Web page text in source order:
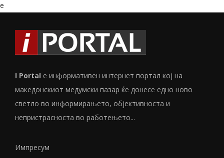
e
I Portal е информативен интернет портал кој на
македонскиот медумски пазар ќе донесе едно ново
светло во информирањето, објективноста и
непристрасноста во работењето...
Импресум